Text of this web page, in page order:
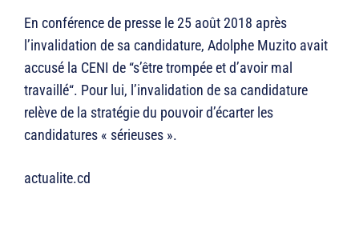
En conférence de presse le 25 août 2018 après
l’invalidation de sa candidature, Adolphe Muzito avait
accusé la CENI de “s’être trompée et d’avoir mal
travaillé“. Pour lui, l’invalidation de sa candidature
relève de la stratégie du pouvoir d’écarter les
candidatures « sérieuses ».
actualite.cd